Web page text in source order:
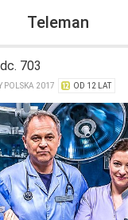
Teleman
703
POLSKA 2017 OD 12 LAT